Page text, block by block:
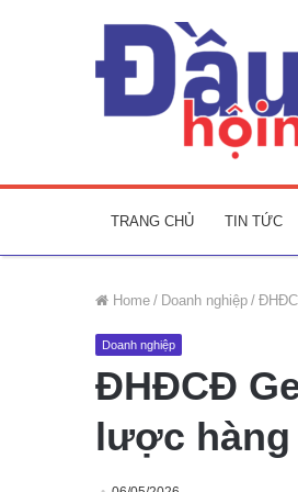
TRANG CHỦ TIN TỨC
Home / Doanh nghiệp /
Doanh nghiệp
ĐHĐCĐ
lược